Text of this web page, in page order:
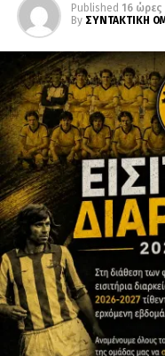
Published 16 ώρες
By ΣΥΝΤΑΚΤΙΚΗ